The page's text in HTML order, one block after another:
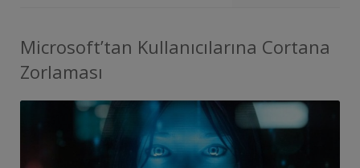
Microsoft’tan Kullanıcılarına Cortana
Zorlaması